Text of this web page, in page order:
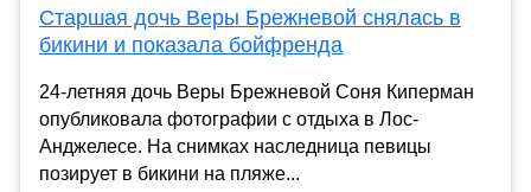
Старшая дочь Веры Брежневой снялась в
бикини и показала бойфренда
24-летняя дочь Веры Брежневой Соня Киперман
опубликовала фотографии с отдыха в Лос-
Анджелесе. На снимках наследница певицы
позирует в бикини на пляже...